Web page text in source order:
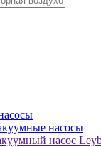
насосы
насос